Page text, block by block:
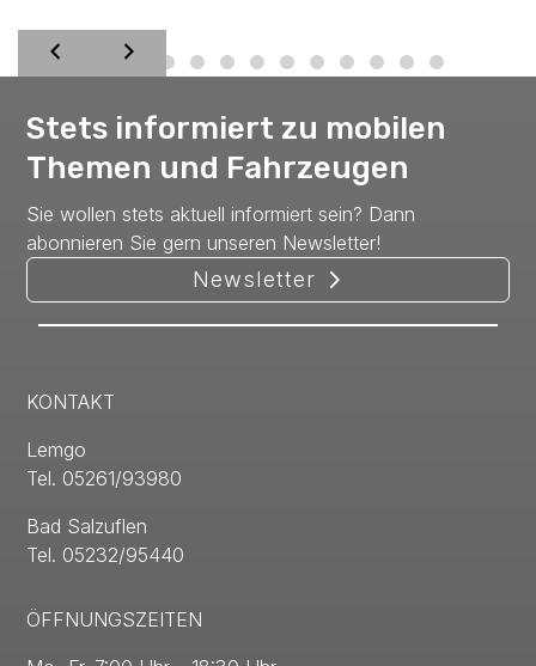
Stets informiert zu mobilen
Themen und Fahrzeugen
Sie wollen stets aktuell informiert sein? Dann
abonnieren Sie gern unseren Newsletter!
Newsletter
KONTAKT
Lemgo
Tel. 05261/93980
Bad Salzuflen
Tel. 05232/95440
ÖFFNUNGSZEITEN